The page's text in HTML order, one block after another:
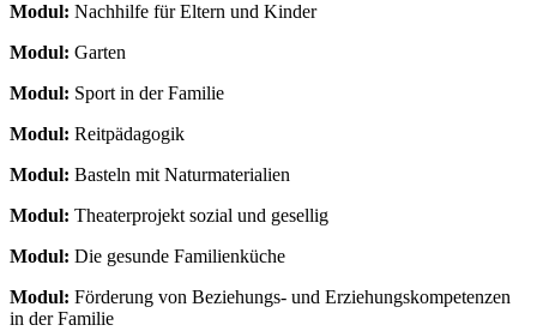
Modul: Nachhilfe für Eltern und Kinder
Modul: Garten
Modul: Sport in der Familie
Modul: Reitpädagogik
Modul: Basteln mit Naturmaterialien
Modul: Theaterprojekt sozial und gesellig
Modul: Die gesunde Familienküche
Modul: Förderung von Beziehungs- und Erziehungskompetenzen
in der Familie